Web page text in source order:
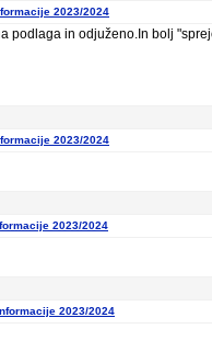
2023/2024
podlaga in odjuženo.In bolj
2023/2024
2023/2024
2023/2024